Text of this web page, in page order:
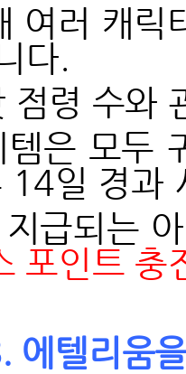
여러 캐릭
다.
령 수와
은 모두
14일 경과
급되는
포인트 충
에텔리움